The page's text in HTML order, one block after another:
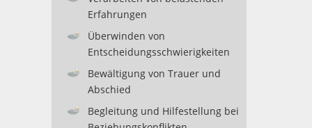
Erfahrungen
Überwinden von
Entscheidungsschwierigkeiten
Bewältigung von Trauer und
Abschied
Begleitung und Hilfestellung bei